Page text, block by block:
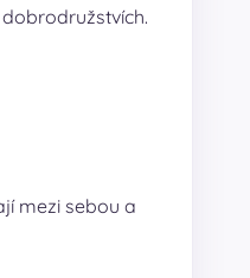
mezi sebou a